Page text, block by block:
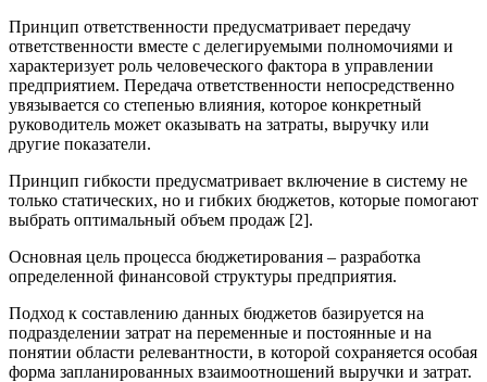
Принцип ответственности предусматривает передачу
ответственности вместе с делегируемыми полномочиями и
характеризует роль человеческого фактора в управлении
предприятием. Передача ответственности непосредственно
увязывается со степенью влияния, которое конкретный
руководитель может оказывать на затраты, выручку или
другие показатели.
Принцип гибкости предусматривает включение в систему не
только статических, но и гибких бюджетов, которые помогают
выбрать оптимальный объем продаж [2].
Основная цель процесса бюджетирования – разработка
определенной финансовой структуры предприятия.
Подход к составлению данных бюджетов базируется на
подразделении затрат на переменные и постоянные и на
понятии области релевантности, в которой сохраняется особая
форма запланированных взаимоотношений выручки и затрат.